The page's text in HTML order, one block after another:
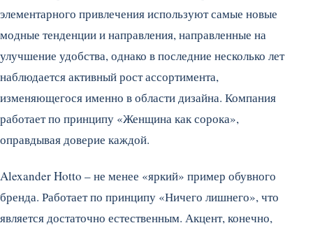
элементарного привлечения используют самые новые
модные тенденции и направления, направленные на
улучшение удобства, однако в последние несколько лет
наблюдается активный рост ассортимента,
изменяющегося именно в области дизайна. Компания
работает по принципу «Женщина как сорока»,
оправдывая доверие каждой.
Alexander Hotto – не менее «яркий» пример обувного
бренда. Работает по принципу «Ничего лишнего», что
является достаточно естественным. Акцент, конечно,